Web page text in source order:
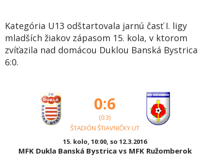
Kategória U13 odštartovala jarnú časť I. ligy
mladších žiakov zápasom 15. kola, v ktorom
zvíťazila nad domácou Duklou Banská Bystrica
6:0.
0:6
(0:3)
ŠTADIÓN ŠTIAVNIČKY UT
15. kolo, 10:00, so 12.3.2016
MFK Dukla Banská Bystrica vs MFK Ružomberok